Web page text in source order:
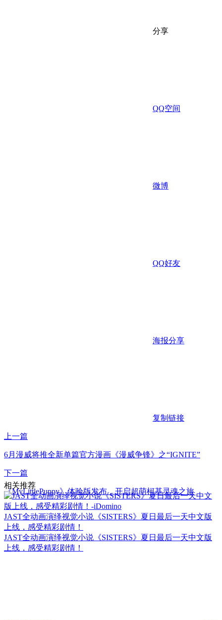
分享
QQ空间
微博
QQ好友
海报分享
复制链接
上一篇
6月漫威将推全新单篇官方漫画《漫威争锋》之“IGNITE”
下一篇
《MyLittlePuppy》体验版发布，开启超萌柯基灵魂之旅
相关推荐
JAST全动画演绎视觉小说《SISTERS》夏日最后一天中文版
上线，感受精彩剧情！
JAST全动画演绎视觉小说《SISTERS》夏日最后一天中文版
上线，感受精彩剧情！